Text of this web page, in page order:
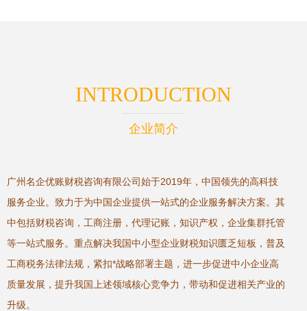
INTRODUCTION
企业简介
广州名企优账财税咨询有限公司始于2019年，中国领先的高科技
服务企业。致力于为中国企业提供一站式的企业服务解决方案。其
中包括财税咨询，工商注册，代理记账，知识产权，企业集群托管
等一站式服务。重点解决我国中小型企业财税知识匮乏短板，普及
工商税务法律法规，紧扣*战略部署主题，进一步促进中小企业高
质量发展，提升我国上述领域核心竞争力，带动和促进相关产业的
升级。